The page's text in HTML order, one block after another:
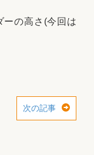
の高さ(今回は
次の記事